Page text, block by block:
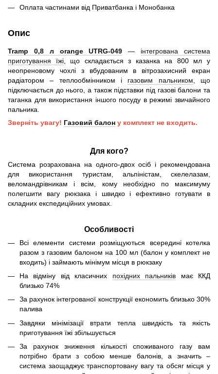
Оплата частинами від Приватбанка і Монобанка
Опис
Tramp 0,8 л orange UTRG-049 — інтегрована система
приготування їжі, що складається з казанка на 800 мл у
неопреновому чохлі з вбудованим в вітрозахисний екран
радіатором – теплообмінником і газовим пальником , що
підключається до нього, а також підставки під газові балони та
таганка для використання іншого посуду в режимі звичайного
пальника.
Зверніть увагу! Газовий балон у комплект не входить.
Для кого?
Система розрахована на одного-двох осіб і рекомендована
для використання туристам, альпіністам, скелелазам,
веломандрівникам і всім, кому необхідно по максимуму
полегшити вагу рюкзака і швидко і ефективно готувати в
складних експедиційних умовах.
Особливості
Всі елементи системи розміщуються всередині котелка
разом з газовим балоном на 100 мл (балон у комплект не
входить) і займають мінімум місця в рюкзаку
На відміну від класичних похідних пальників має ККД
близько 74%
За рахунок інтегрованої конструкції економить близько 30%
палива
Завдяки мінімізації втрати тепла швидкість та якість
приготування їжі збільшується
За рахунок зниження кількості споживаного газу вам
потрібно брати з собою менше балонів, а значить –
система заощаджує транспортовану вагу та обсяг місця у